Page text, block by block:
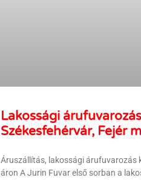
Lakossági
Székesfehérvár, Fejér
Áruszállítás, lakossági árufuvarozás
áron A Jurin Fuvar első sorban a